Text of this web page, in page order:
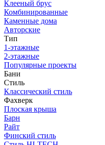
Клееный брус
Комбинированные
Каменные дома
Авторские
Тип
1-этажные
2-этажные
Популярные проекты
Бани
Стиль
Классический стиль
Фахверк
Плоская крыша
Барн
Райт
Финский стиль